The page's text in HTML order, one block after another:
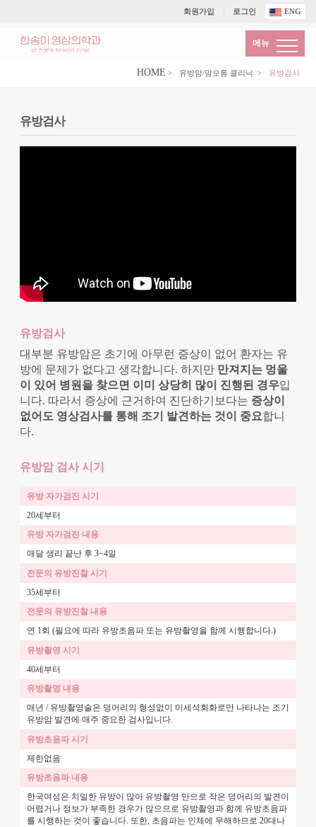
회원가입 로그인 ENG
메뉴
HOME > 유방암/맘모톰 클리닉 > 유방검사
유방검사
유방검사
대부분 유방암은 초기에 아무런 증상이 없어 환자는 유
방에 문제가 없다고 생각합니다. 하지만 만져지는 멍울
이 있어 병원을 찾으면 이미 상당히 많이 진행된 경우입
니다. 따라서 증상에 근거하여 진단하기보다는 증상이
없어도 영상검사를 통해 조기 발견하는 것이 중요합니
다.
유방암 검사 시기
20세부터
매달 생리 끝난 후 3~4일
35세부터
연 1회 (필요에 따라 유방초음파 또는 유방촬영을 함께 시행합니다.)
40세부터
매년 / 유방촬영술은 덩어리의 형성없이 미세석회화로만 나타나는 조기
유방암 발견에 매주 중요한 검사입니다.
제한없음
한국여성은 치밀한 유방이 많아 유방촬영 만으로 작은 덩어리의 발견이
어렵거나 정보가 부족한 경우가 많으므로 유방촬영과 함께 유방초음파
를 시행하는 것이 좋습니다. 또한, 초음파는 인체에 무해하므로 20대나